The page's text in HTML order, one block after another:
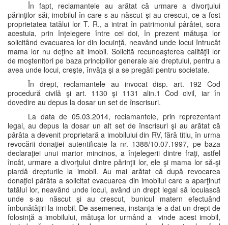
În fapt, reclamantele au arătat că urmare a divorţului
părinţilor săi, imobilul în care s-au născut şi au crescut, ce a fost
proprietatea tatălui lor T. R., a intrat în patrimoniul pârâtei, sora
acestuia, prin înţelegere între cei doi, în prezent mătuşa lor
solicitând evacuarea lor din locuinţă, neavând unde locui întrucât
mama lor nu deţine alt imobil. Solicită recunoaşterea calităţii lor
de moştenitori pe baza principiilor generale ale dreptului, pentru a
avea unde locui, creşte, învăţa şi a se pregăti pentru societate.
În drept, reclamantele au invocat disp. art. 192 Cod
procedură civilă şi art. 1130 şi 1131 alin.1 Cod civil, iar în
dovedire au depus la dosar un set de înscrisuri.
La data de 05.03.2014, reclamantele, prin reprezentant
legal, au depus la dosar un alt set de înscrisuri şi au arătat că
pârâta a devenit proprietară a imobilului din RV, fără titlu, în urma
revocării donaţiei autentificate la nr. 1388/10.07.1997, pe baza
declaraţiei unui martor mincinos, a înţelegerii dintre fraţi, astfel
încât, urmare a divorţului dintre părinţii lor, ele şi mama lor să-şi
piardă drepturile la imobil. Au mai arătat că după revocarea
donaţiei pârâta a solicitat evacuarea din imobilul care a aparţinut
tatălui lor, neavând unde locui, având un drept legal să locuiască
unde s-au născut şi au crescut, bunicul matern efectuând
îmbunătăţiri la imobil. De asemenea, instanţa le-a dat un drept de
folosinţă a imobilului, mătuşa lor urmând a vinde acest imobil,